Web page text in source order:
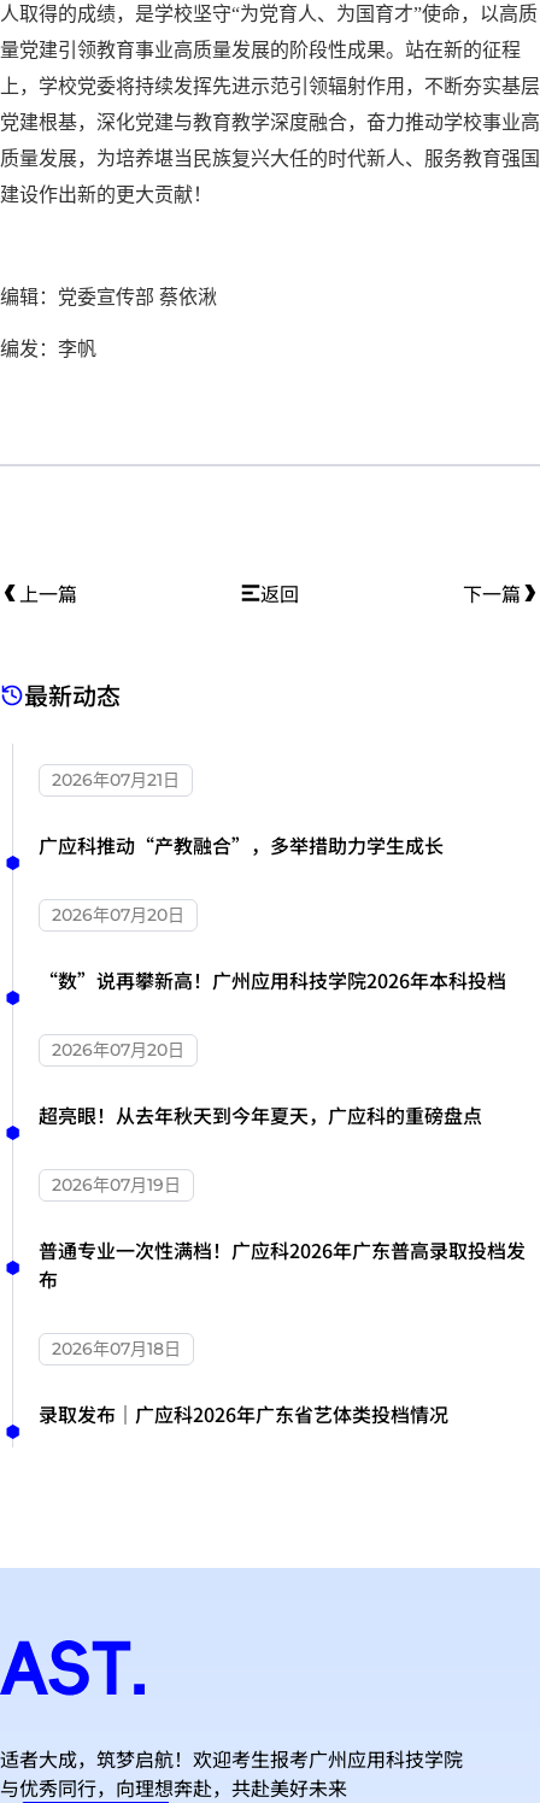
人取得的成绩，是学校坚守“为党育人、为国育才”使命，以高质
量党建引领教育事业高质量发展的阶段性成果。站在新的征程
上，学校党委将持续发挥先进示范引领辐射作用，不断夯实基层
党建根基，深化党建与教育教学深度融合，奋力推动学校事业高
质量发展，为培养堪当民族复兴大任的时代新人、服务教育强国
建设作出新的更大贡献！
编辑：党委宣传部 蔡依湫
编发：李帆
上一篇 返回 下一篇
最新动态
2026年07月21日
广应科推动“产教融合”，多举措助力学生成长
2026年07月20日
“数”说再攀新高！广州应用科技学院2026年本科投档
2026年07月20日
超亮眼！从去年秋天到今年夏天，广应科的重磅盘点
2026年07月19日
普通专业一次性满档！广应科2026年广东普高录取投档发
布
2026年07月18日
录取发布｜广应科2026年广东省艺体类投档情况
适者大成，筑梦启航！欢迎考生报考广州应用科技学院
与优秀同行，向理想奔赴，共赴美好未来